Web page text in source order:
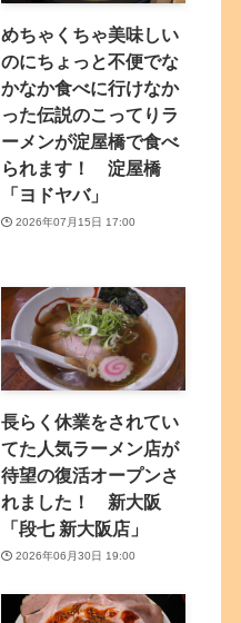
めちゃくちゃ美味しい
のにちょっと不便でな
かなか食べに行けなか
った伝説のこってりラ
ーメンが淀屋橋で食べ
られます！ 淀屋橋
「ヨドヤバ」
2026年07月15日 17:00
長らく休業をされてい
てた人気ラーメン店が
待望の復活オープンさ
れました！ 新大阪
「段七 新大阪店」
2026年06月30日 19:00